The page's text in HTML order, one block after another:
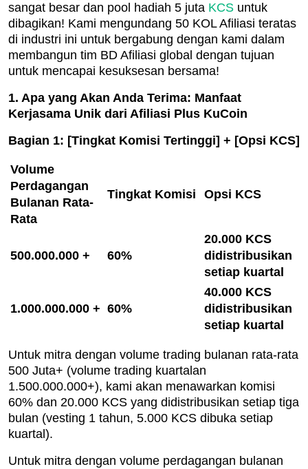
sangat besar dan pool hadiah 5 juta KCS untuk
dibagikan! Kami mengundang 50 KOL Afiliasi teratas
di industri ini untuk bergabung dengan kami dalam
membangun tim BD Afiliasi global dengan tujuan
untuk mencapai kesuksesan bersama!
1. Apa yang Akan Anda Terima: Manfaat
Kerjasama Unik dari Afiliasi Plus KuCoin
Bagian 1: [Tingkat Komisi Tertinggi] + [Opsi KCS]
Volume
Perdagangan
Bulanan Rata-
Rata
Tingkat Komisi Opsi KCS
500.000.000 + 60%
20.000 KCS
didistribusikan
setiap kuartal
1.000.000.000 + 60%
40.000 KCS
didistribusikan
setiap kuartal
Untuk mitra dengan volume trading bulanan rata-rata
500 Juta+ (volume trading kuartalan
1.500.000.000+), kami akan menawarkan komisi
60% dan 20.000 KCS yang didistribusikan setiap tiga
bulan (vesting 1 tahun, 5.000 KCS dibuka setiap
kuartal).
Untuk mitra dengan volume perdagangan bulanan